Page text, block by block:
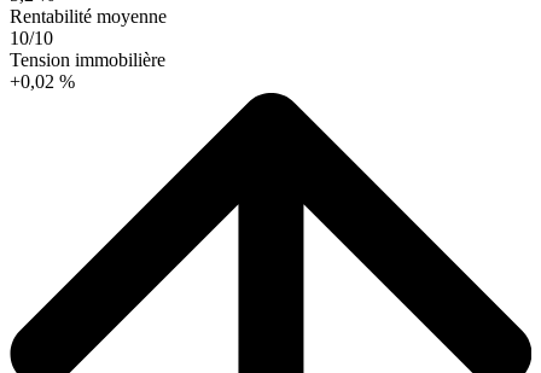
Rentabilité moyenne
10/10
Tension immobilière
+0,02 %